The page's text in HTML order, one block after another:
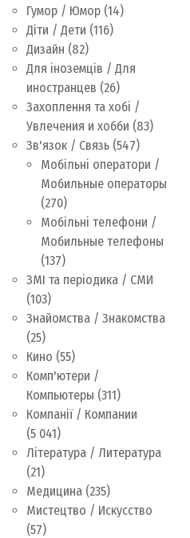
Гумор / Юмор (14)
Діти / Дети (116)
Дизайн (82)
Для іноземців / Для
иностранцев (26)
Захоплення та хобі /
Увлечения и хобби (83)
Зв'язок / Связь (547)
Мобільні оператори /
Мобильные операторы
(270)
Мобільні телефони /
Мобильные телефоны
(137)
ЗМІ та періодика / СМИ
(103)
Знайомства / Знакомства
(25)
Кино (55)
Комп'ютери /
Компьютеры (311)
Компанії / Компании
(5 041)
Література / Литература
(21)
Медицина (235)
Мистецтво / Искусство
(57)